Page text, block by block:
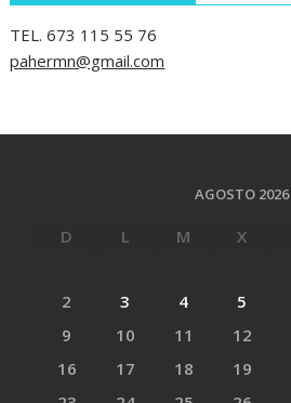
TEL. 673 115 55 76
pahermn@gmail.com
AGOSTO 2026
D L M X
2
3 4 5
9
10 11 12
16
17 18 19